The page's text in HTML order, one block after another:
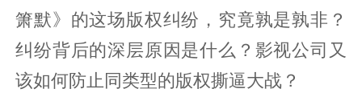
箫默》的这场版权纠纷，究竟孰是孰非？
纠纷背后的深层原因是什么？影视公司又
该如何防止同类型的版权撕逼大战？